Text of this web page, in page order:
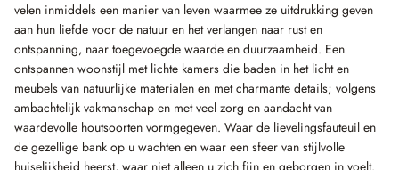
velen inmiddels een manier van leven waarmee ze uitdrukking geven
aan hun liefde voor de natuur en het verlangen naar rust en
ontspanning, naar toegevoegde waarde en duurzaamheid. Een
ontspannen woonstijl met lichte kamers die baden in het licht en
meubels van natuurlijke materialen en met charmante details; volgens
ambachtelijk vakmanschap en met veel zorg en aandacht van
waardevolle houtsoorten vormgegeven. Waar de lievelingsfauteuil en
de gezellige bank op u wachten en waar een sfeer van stijlvolle
huiselijkheid heerst, waar niet alleen u zich fijn en geborgen in voelt.